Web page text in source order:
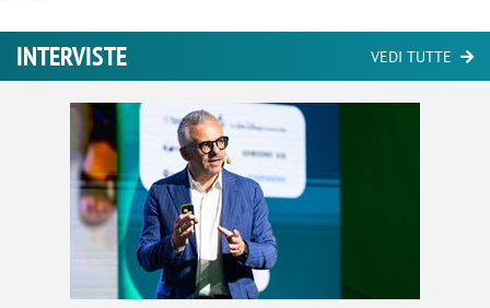
INTERVISTE VEDI TUTTE